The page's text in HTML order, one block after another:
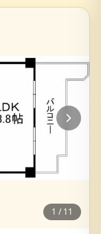
1 / 11